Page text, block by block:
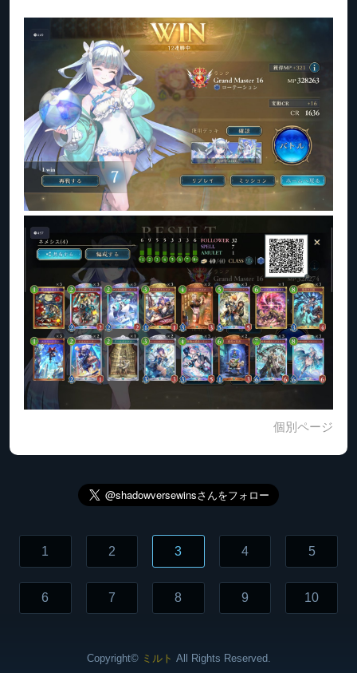
個別ページ
1 2 3 4 5
6 7 8 9 10
Copyright© ミルト All Rights Reserved.